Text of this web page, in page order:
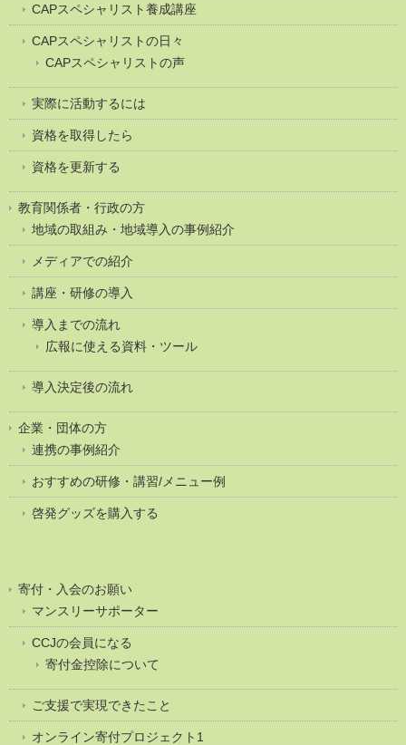
CAPスペシャリスト養成講座
CAPスペシャリストの日々
CAPスペシャリストの声
実際に活動するには
資格を取得したら
資格を更新する
教育関係者・行政の方
地域の取組み・地域導入の事例紹介
メディアでの紹介
講座・研修の導入
導入までの流れ
広報に使える資料・ツール
導入決定後の流れ
企業・団体の方
連携の事例紹介
おすすめの研修・講習/メニュー例
啓発グッズを購入する
寄付・入会のお願い
マンスリーサポーター
CCJの会員になる
寄付金控除について
ご支援で実現できたこと
オンライン寄付プロジェクト1